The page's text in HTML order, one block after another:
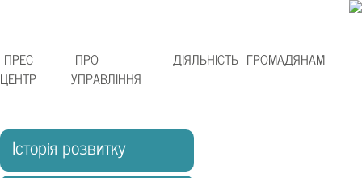
ПРЕС-
ЦЕНТР
ПРО
УПРАВЛІННЯ
ДІЯЛЬНІСТЬ ГРОМАДЯНАМ
Історія розвитку